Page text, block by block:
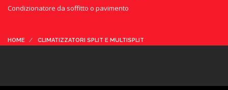
NEWS
Condizionatore da soffitto o pavimento
HOME
CLIMATIZZATORI SPLIT E MULTISPLIT